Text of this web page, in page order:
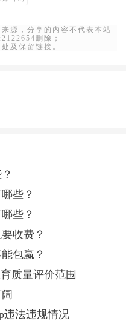
源，分享的内容不代表本站
删除；
及保留链接。
些？
些？
收费？
包赢？
质量评价范围
违法违规情况